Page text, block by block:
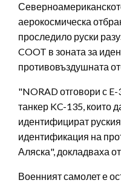
аерокосмическа
проследило руски
COOT в зоната за
противовъздушната
"NORAD отговори с
танкер KC-135, които
идентифицират
идентификация на
Аляска", докладваха
Военният самолет е